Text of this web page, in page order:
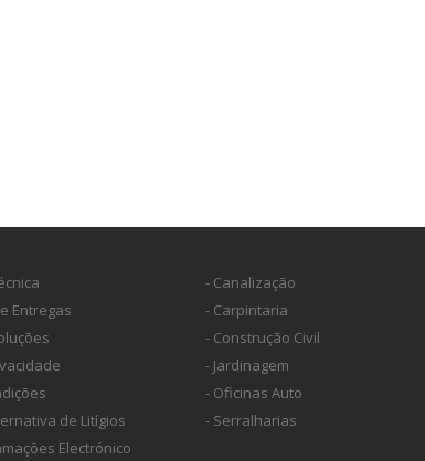
Entregas
de Litígios
Electrónico
- Canalização
- Carpintaria
- Construção Civil
- Jardinagem
- Oficinas Auto
- Serralharias